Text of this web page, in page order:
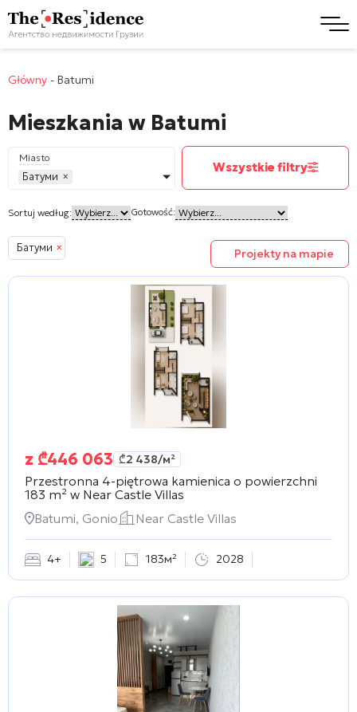
Główny - Batumi
Mieszkania w Batumi
Miasto
Батуми ×
Wszystkie filtry
Sortuj według: Gotowość:
Батуми × Projekty na mapie
z ₾446 063 ₾2 438/м²
Przestronna 4-piętrowa kamienica o powierzchni
183 m² w Near Castle Villas
Batumi, Gonio
Near Castle Villas
4+ 5 183м² 2028